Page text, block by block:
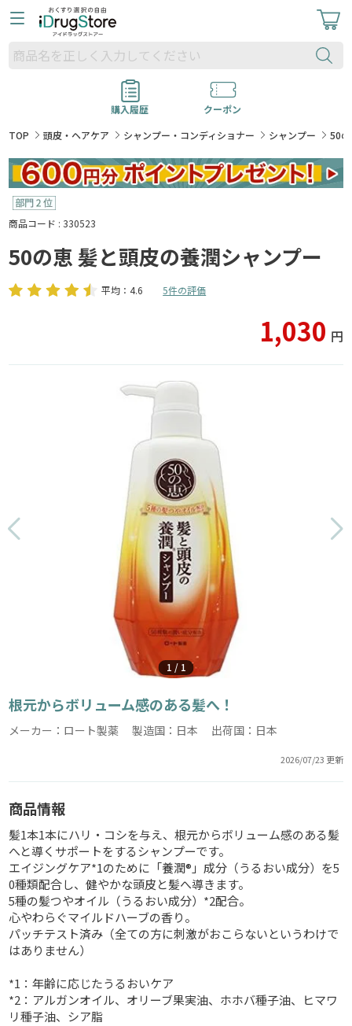
購入履歴
クーポン
TOP
頭皮・ヘアケア シャンプー・コンディショナー シャンプー 50
商品コード : 330523
50の恵 髪と頭皮の養潤シャンプー
平均：4.6 5件の評価
1,030 円
1 / 1
根元からボリューム感のある髪へ！
メーカー：ロート製薬 製造国：日本 出荷国：日本
2026/07/23 更新
商品情報
髪1本1本にハリ・コシを与え、根元からボリューム感のある髪
へと導くサポートをするシャンプーです。
エイジングケア*1のために「養潤®」成分（うるおい成分）を5
0種類配合し、健やかな頭皮と髪へ導きます。
5種の髪つやオイル（うるおい成分）*2配合。
心やわらぐマイルドハーブの香り。
パッチテスト済み（全ての方に刺激がおこらないというわけで
はありません）
*1：年齢に応じたうるおいケア
*2：アルガンオイル、オリーブ果実油、ホホバ種子油、ヒマワ
リ種子油、シア脂